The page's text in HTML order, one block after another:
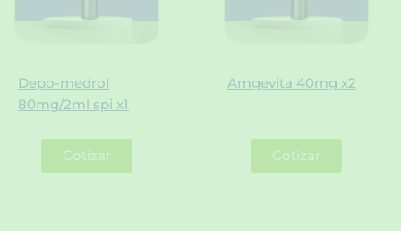
Depo-medrol
80mg/2ml spi x1
Cotizar
Amgevita 40mg x2
Cotizar